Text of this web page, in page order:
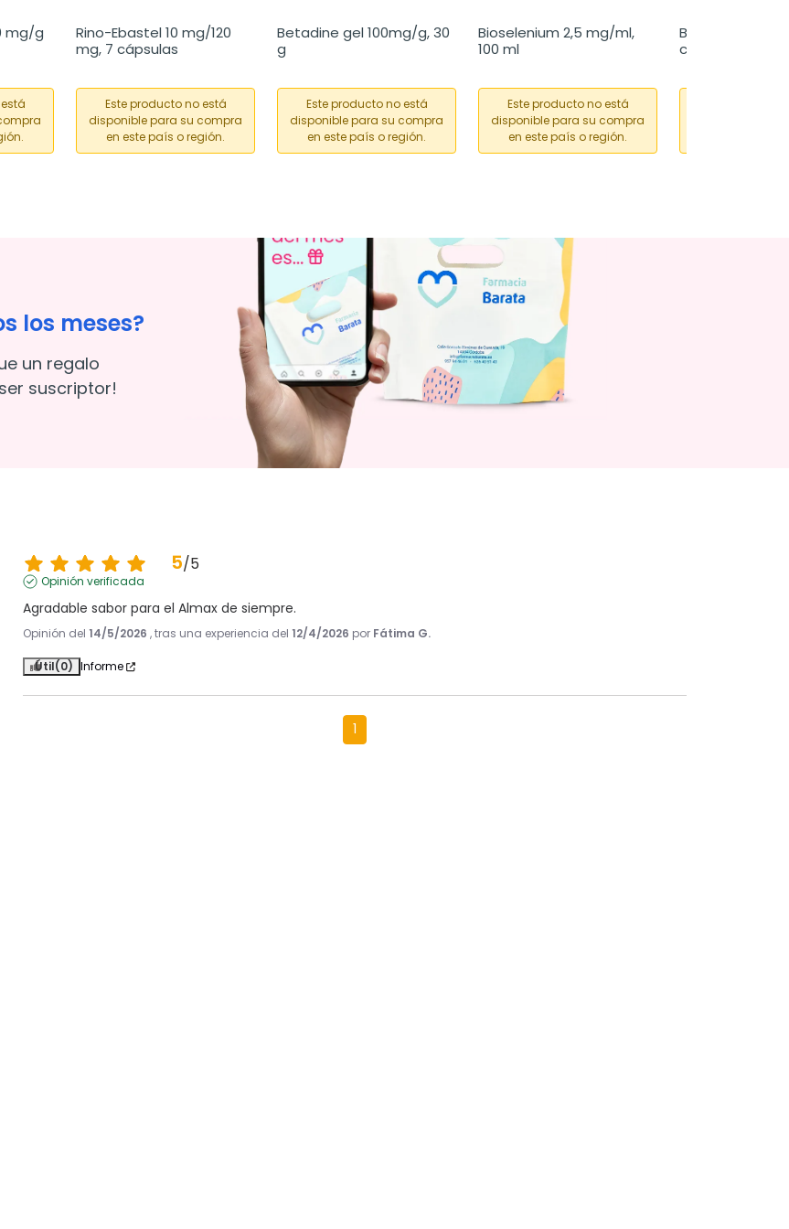
mg/g
Rino-Ebastel 10 mg/120
mg, 7 cápsulas
Este producto no está
disponible para su compra
en este país o región.
Betadine gel 100mg/g, 30
g
Este producto no está
disponible para su compra
en este país o región.
Bioselenium 2,5 mg/ml,
100 ml
Este producto no está
disponible para su compra
en este país o región.
Benadon 300
comprimidos
los meses?
un regalo
suscriptor!
5/5
Opinión verificada
Agradable sabor para el Almax de siempre.
Opinión del 14/5/2026 , tras una experiencia del 12/4/2026 por Fátima G.
Útil(0) Informe
1